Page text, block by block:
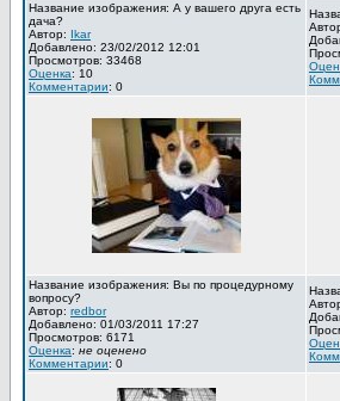
Название изображения: А у вашего друга есть
дача?
Автор: Ikar
Добавлено: 23/02/2012 12:01
Просмотров: 33468
Оценка: 10
Комментарии: 0
Название изображения: Вы по процедурному
вопросу?
Автор: redbor
Добавлено: 01/03/2011 17:27
Просмотров: 6171
Оценка: не оценено
Комментарии: 0